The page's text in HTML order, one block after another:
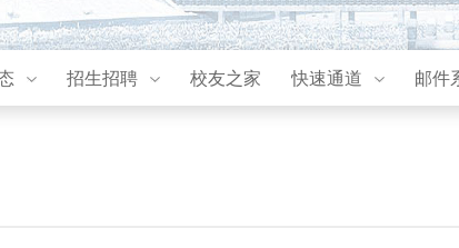
招生招聘 校友之家 快速通道 邮件